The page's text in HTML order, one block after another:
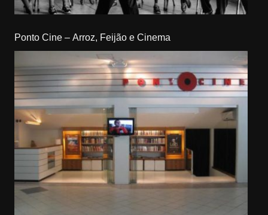
Ponto Cine – Arroz, Feijão e Cinema